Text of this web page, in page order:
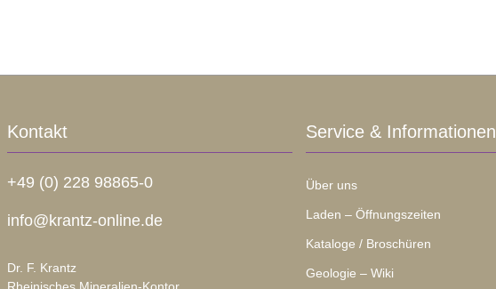
Kontakt
+49 (0) 228 98865-0
info@krantz-online.de
Dr. F. Krantz
Service & Informationen
Über uns
Laden – Öffnungszeiten
Kataloge / Broschüren
Geologie – Wiki